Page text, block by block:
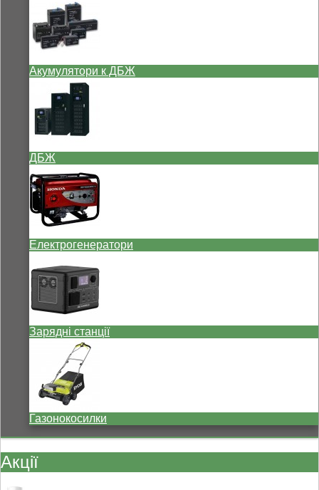
Акумулятори к ДБЖ
ДБЖ
Електрогенератори
Зарядні станції
Газонокосилки
Акції